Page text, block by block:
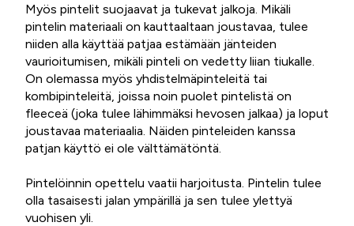
Myös pintelit suojaavat ja tukevat jalkoja. Mikäli
pintelin materiaali on kauttaaltaan joustavaa, tulee
niiden alla käyttää patjaa estämään jänteiden
vaurioitumisen, mikäli pinteli on vedetty liian tiukalle.
On olemassa myös yhdistelmäpinteleitä tai
kombipinteleitä, joissa noin puolet pintelistä on
fleeceä (joka tulee lähimmäksi hevosen jalkaa) ja loput
joustavaa materiaalia. Näiden pinteleiden kanssa
patjan käyttö ei ole välttämätöntä.
Pintelöinnin opettelu vaatii harjoitusta. Pintelin tulee
olla tasaisesti jalan ympärillä ja sen tulee ylettyä
vuohisen yli.